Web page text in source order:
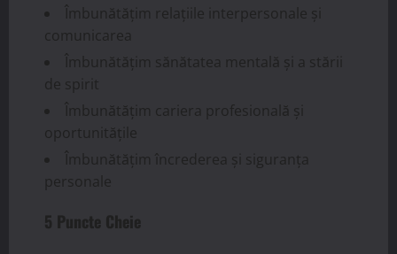
Îmbunătățim relațiile interpersonale și
comunicarea
Îmbunătățim sănătatea mentală și a stării
de spirit
Îmbunătățim cariera profesională și
oportunitățile
Îmbunătățim încrederea și siguranța
personale
5 Puncte Cheie